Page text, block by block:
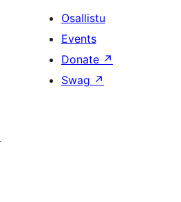
Osallistu
Events
Donate ↗
Swag ↗